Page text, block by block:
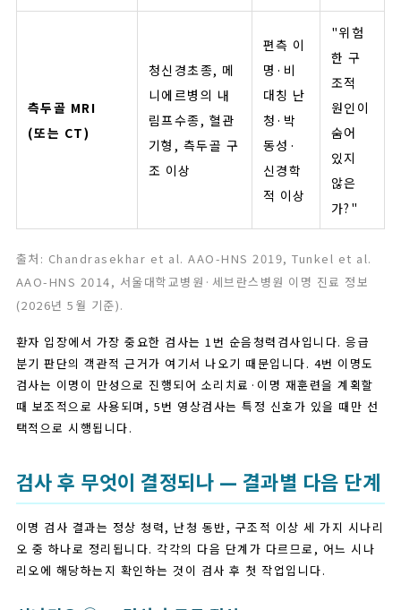
측두골 MRI
(또는 CT)
청신경초종, 메
니에르병의 내
림프수종, 혈관
기형, 측두골 구
조 이상
편측 이
명·비
대칭 난
청·박
동성·
신경학
적 이상
"위험
한 구
조적
원인이
숨어
있지
않은
가?"
출처: Chandrasekhar et al. AAO-HNS 2019, Tunkel et al.
AAO-HNS 2014, 서울대학교병원·세브란스병원 이명 진료 정보
(2026년 5월 기준).
환자 입장에서 가장 중요한 검사는 1번 순음청력검사입니다. 응급
분기 판단의 객관적 근거가 여기서 나오기 때문입니다. 4번 이명도
검사는 이명이 만성으로 진행되어 소리치료·이명 재훈련을 계획할
때 보조적으로 사용되며, 5번 영상검사는 특정 신호가 있을 때만 선
택적으로 시행됩니다.
검사 후 무엇이 결정되나 — 결과별 다음 단계
이명 검사 결과는 정상 청력, 난청 동반, 구조적 이상 세 가지 시나리
오 중 하나로 정리됩니다. 각각의 다음 단계가 다르므로, 어느 시나
리오에 해당하는지 확인하는 것이 검사 후 첫 작업입니다.